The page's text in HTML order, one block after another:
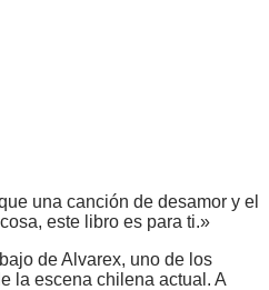
una canción de desamor y el
este libro es para ti.»
de Alvarex, uno de los
la escena chilena actual. A